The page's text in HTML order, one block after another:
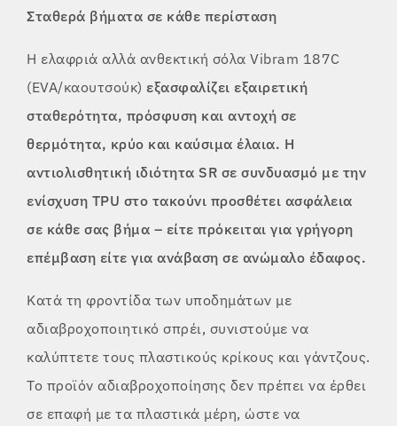
Σταθερά βήματα σε κάθε περίσταση
Η ελαφριά αλλά ανθεκτική σόλα Vibram 187C
(EVA/καουτσούκ) εξασφαλίζει εξαιρετική
σταθερότητα, πρόσφυση και αντοχή σε
θερμότητα, κρύο και καύσιμα έλαια. Η
αντιολισθητική ιδιότητα SR σε συνδυασμό με την
ενίσχυση TPU στο τακούνι προσθέτει ασφάλεια
σε κάθε σας βήμα – είτε πρόκειται για γρήγορη
επέμβαση είτε για ανάβαση σε ανώμαλο έδαφος.
Κατά τη φροντίδα των υποδημάτων με
αδιαβροχοποιητικό σπρέι, συνιστούμε να
καλύπτετε τους πλαστικούς κρίκους και γάντζους.
Το προϊόν αδιαβροχοποίησης δεν πρέπει να έρθει
σε επαφή με τα πλαστικά μέρη, ώστε να